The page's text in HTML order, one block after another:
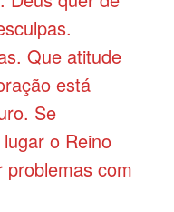
Que atitude
está
Se
o Reino
com